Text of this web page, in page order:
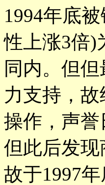
1994年底
性上涨3倍)
同内。但
力支持，
操作，声誉
但此后发
故于1997